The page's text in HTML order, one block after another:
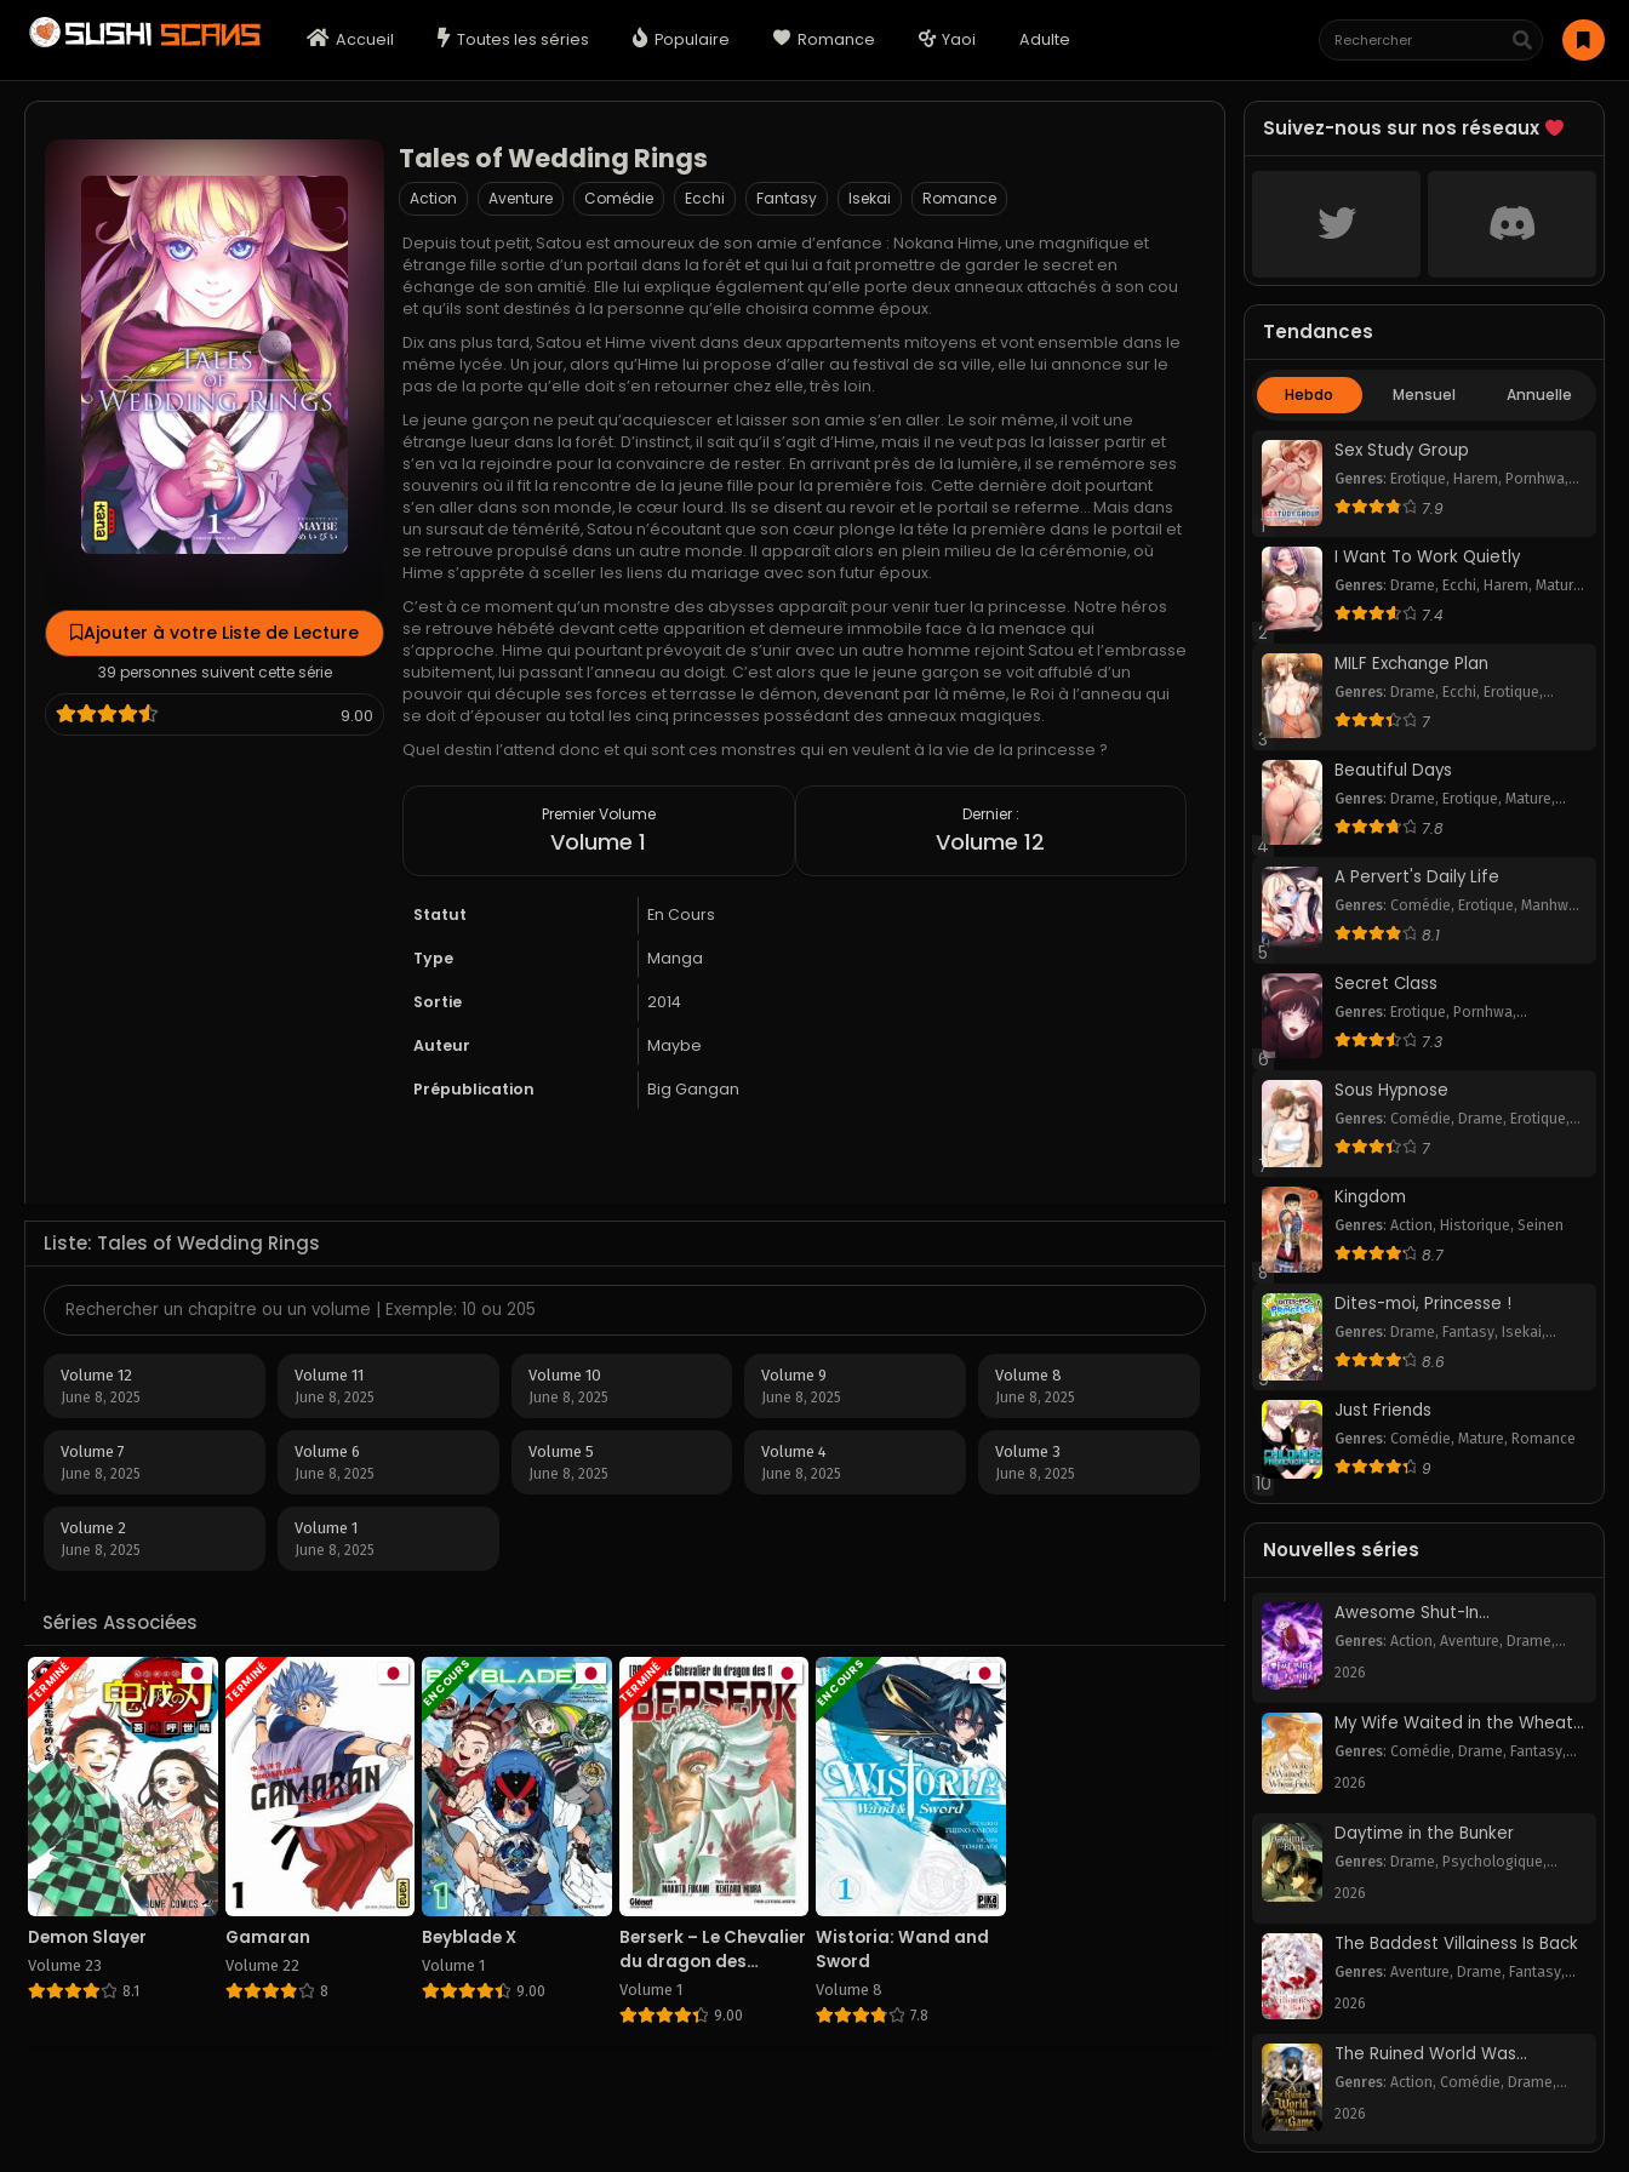
Accueil Toutes les séries Populaire Romance Yaoi Adulte
Ajouter à votre Liste de Lecture
39 personnes suivent cette série
9.00
Tales of Wedding Rings
Action Aventure Comédie Ecchi Fantasy Isekai Romance
Depuis tout petit, Satou est amoureux de son amie d’enfance : Nokana Hime, une magnifique et
étrange fille sortie d’un portail dans la forêt et qui lui a fait promettre de garder le secret en
échange de son amitié. Elle lui explique également qu’elle porte deux anneaux attachés à son cou
et qu’ils sont destinés à la personne qu’elle choisira comme époux.
Dix ans plus tard, Satou et Hime vivent dans deux appartements mitoyens et vont ensemble dans le
même lycée. Un jour, alors qu’Hime lui propose d’aller au festival de sa ville, elle lui annonce sur le
pas de la porte qu’elle doit s’en retourner chez elle, très loin.
Le jeune garçon ne peut qu’acquiescer et laisser son amie s’en aller. Le soir même, il voit une
étrange lueur dans la forêt. D’instinct, il sait qu’il s’agit d’Hime, mais il ne veut pas la laisser partir et
s’en va la rejoindre pour la convaincre de rester. En arrivant près de la lumière, il se remémore ses
souvenirs où il fit la rencontre de la jeune fille pour la première fois. Cette dernière doit pourtant
s’en aller dans son monde, le cœur lourd. Ils se disent au revoir et le portail se referme… Mais dans
un sursaut de témérité, Satou n’écoutant que son cœur plonge la tête la première dans le portail et
se retrouve propulsé dans un autre monde. Il apparaît alors en plein milieu de la cérémonie, où
Hime s’apprête à sceller les liens du mariage avec son futur époux.
C’est à ce moment qu’un monstre des abysses apparaît pour venir tuer la princesse. Notre héros
se retrouve hébété devant cette apparition et demeure immobile face à la menace qui
s’approche. Hime qui pourtant prévoyait de s’unir avec un autre homme rejoint Satou et l’embrasse
subitement, lui passant l’anneau au doigt. C’est alors que le jeune garçon se voit affublé d’un
pouvoir qui décuple ses forces et terrasse le démon, devenant par là même, le Roi à l’anneau qui
se doit d’épouser au total les cinq princesses possédant des anneaux magiques.
Quel destin l’attend donc et qui sont ces monstres qui en veulent à la vie de la princesse ?
Premier Volume
Volume 1
Dernier :
Volume 12
Statut En Cours
Type Manga
Sortie 2014
Auteur Maybe
Prépublication Big Gangan
Liste: Tales of Wedding Rings
Volume 12
June 8, 2025
Volume 11
June 8, 2025
Volume 10
June 8, 2025
Volume 9
June 8, 2025
Volume 8
June 8, 2025
Volume 7
June 8, 2025
Volume 6
June 8, 2025
Volume 5
June 8, 2025
Volume 4
June 8, 2025
Volume 3
June 8, 2025
Volume 2
June 8, 2025
Volume 1
June 8, 2025
Séries Associées
TERMINÉ
Demon Slayer
Volume 23
8.1
TERMINÉ
Gamaran
Volume 22
8
EN COURS
Beyblade X
Volume 1
9.00
TERMINÉ
Berserk – Le Chevalier
du dragon des
flammes
Volume 1
9.00
EN COURS
Wistoria: Wand and
Sword
Volume 8
7.8
Suivez-nous sur nos réseaux
Tendances
Hebdo Mensuel Annuelle
1
Sex Study Group
Genres: Erotique, Harem, Pornhwa,
Romance,School Life
7.9
2
I Want To Work Quietly
Genres: Drame, Ecchi, Harem,Mature,
Pornhwa,Romance
7.4
3
MILF Exchange Plan
Genres: Drame, Ecchi, Erotique,
Pornhwa,Romance
7
4
Beautiful Days
Genres: Drame, Erotique,Mature,
Pornhwa,Smut
7.8
5
A Pervert's Daily Life
Genres: Comédie, Erotique,Manhwa
P,Mature,Pornhwa
8.1
6
Secret Class
Genres: Erotique, Pornhwa,
Romance,Smut,
7.3
7
Sous Hypnose
Genres: Comédie, Drame, Erotique,
Pornhwa,Romance
7
8
Kingdom
Genres:Action, Historique,Seinen
8.7
9
Dites-moi, Princesse !
Genres: Drame, Fantasy, Isekai,
Romance,Webtoon
8.6
10
Just Friends
Genres: Comédie,Mature, Romance
9
Nouvelles séries
Awesome Shut-In
Necromancer
Genres:Action,Aventure, Drame,
Harem
2026
My Wife Waited in the Wheat
Fields
Genres: Comédie, Drame, Fantasy,
Romance
2026
Daytime in the Bunker
Genres: Drame, Psychologique,
Romance
2026
The Baddest Villainess Is Back
Genres:Aventure, Drame, Fantasy,
Romance
2026
The Ruined World Was
Mistaken for a Game
Genres:Action, Comédie, Drame,
Fantasy
2026